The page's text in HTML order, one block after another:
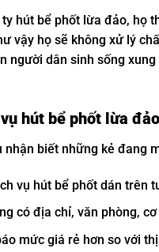
hút bể phốt lừa đảo, họ
vậy họ sẽ không xử lý
người dân sinh sống
hút bể phốt lừa đảo
nhận biết những kẻ đang
vụ hút bể phốt dán trên
có địa chỉ, văn phòng,
mức giá rẻ hơn so với